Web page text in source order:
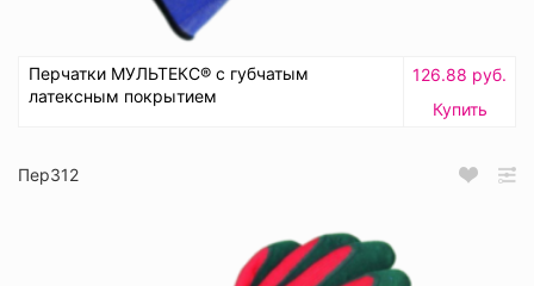
Перчатки МУЛЬТЕКС® с губчатым
латексным покрытием
126.88 руб.
Купить
Пер312